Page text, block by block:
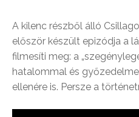
A kilenc részből álló
először készült epizódja a
filmesíti meg: a
hatalommal és
ellenére is. Persze a